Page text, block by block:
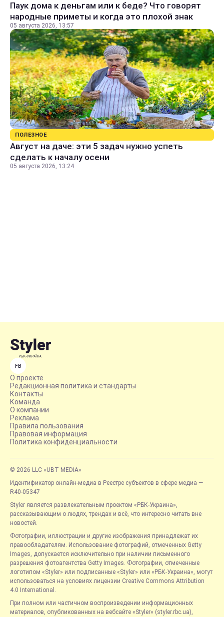
Паук дома к деньгам или к беде? Что говорят
народные приметы и когда это плохой знак
05 августа 2026, 13:57
ПОЛЕЗНОЕ
Август на даче: эти 5 задач нужно успеть
сделать к началу осени
05 августа 2026, 13:24
FB
О проекте
Редакционная политика и стандарты
Контакты
Команда
О компании
Реклама
Правила пользования
Правовая информация
Политика конфиденциальности
© 2026 LLC «UBT MEDIA»
Идентификатор онлайн-медиа в Реестре субъектов в сфере медиа —
R40-05347
Styler является развлекательным проектом «РБК-Украина»,
рассказывающим о людях, трендах и всё, что интересно читать вне
новостей.
Фотографии, иллюстрации и другие изображения принадлежат их
правообладателям. Использование фотографий, отмеченных Getty
Images, допускается исключительно при наличии письменного
разрешения фотоагентства Getty Images. Фотографии, отмеченные
логотипом «Styler» или подписанные «Styler» или «РБК-Украина», могут
использоваться на условиях лицензии Creative Commons Attribution
4.0 International.
При полном или частичном воспроизведении информационных
материалов, опубликованных на вебсайте «Styler» (styler.rbc.ua),